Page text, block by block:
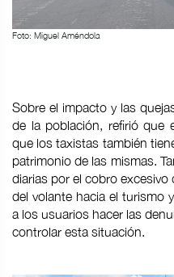
Foto: Miguel Améndola
Sobre el impacto y las
de la población, refirió que
que los taxistas también
patrimonio de las mismas.
diarias por el cobro
del volante hacia el turismo
a los usuarios hacer las
controlar esta situación.